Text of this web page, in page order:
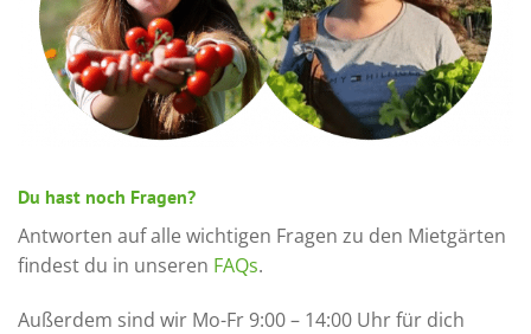
Du hast noch Fragen?
Antworten auf alle wichtigen Fragen zu den Mietgärten
findest du in unseren FAQs.
Außerdem sind wir Mo-Fr 9:00 – 14:00 Uhr für dich